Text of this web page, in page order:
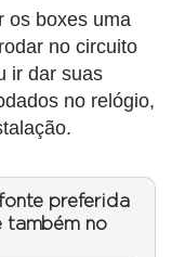
os boxes uma
no circuito
ir dar suas
no relógio,
fonte preferida
também no